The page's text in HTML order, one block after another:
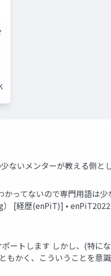
ないメンターが教える側と
ってないので専門用語は
[経歴(enPiT)] •
ートします しかし、(特に
かく、こういうことを意